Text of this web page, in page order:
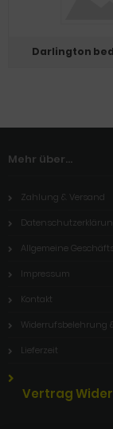
Darlington
Mehr über...
Zahlung & Versand
Allgemeine
Impressum
Kontakt
Widerrufsbelehrung
Lieferzeit
Vertrag